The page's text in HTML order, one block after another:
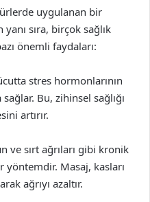
uygulanan bir
sıra, birçok sağlık
önemli faydaları:
stres hormonlarının
Bu, zihinsel sağlığı
artırır.
ve sırt ağrıları gibi kronik
yöntemdir. Masaj, kasları
ağrıyı azaltır.